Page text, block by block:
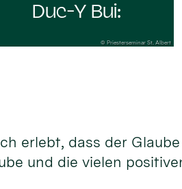
erlebt, dass der
und die vielen
Duc-Y Bui:
© Priesterseminar St. Albert